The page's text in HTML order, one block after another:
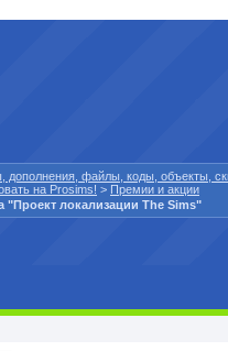
дополнения, файлы, коды, объекты,
на Prosims! > Премии и акции
"Проект локализации The Sims"